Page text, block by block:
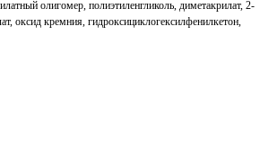
олигомер, полиэтиленгликоль, диметакрилат, 2-
оксид кремния, гидроксициклогексилфенилкетон,